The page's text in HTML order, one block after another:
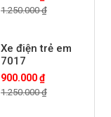
900.000 ₫
1.250.000 ₫